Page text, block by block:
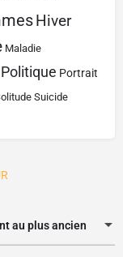
Hiver
Maladie
Politique Portrait
Suicide
au plus ancien